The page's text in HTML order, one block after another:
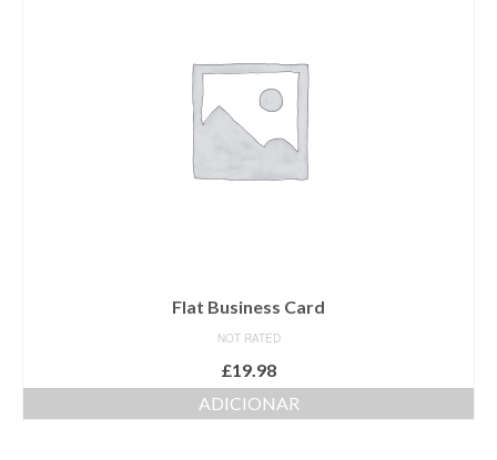
Registo de Canídeos e Gatídeos
Atividades / Obras
Notícias
Flat Business Card
NOT RATED
£19.98
ADICIONAR